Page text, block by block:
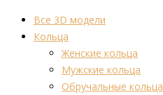
Все 3D модели
Кольца
Женские кольца
Мужские кольца
Обручальные кольца